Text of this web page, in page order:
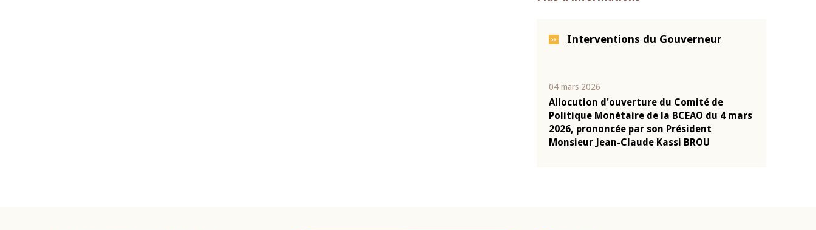
Interventions du Gouverneur
04 mars 2026
Allocution d'ouverture du Comité de
Politique Monétaire de la BCEAO du 4 mars
2026, prononcée par son Président
Monsieur Jean-Claude Kassi BROU